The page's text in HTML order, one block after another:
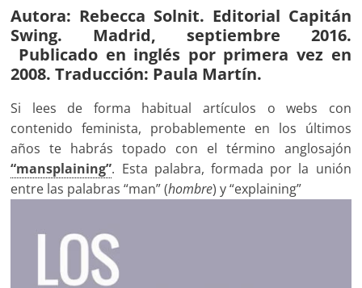
Autora: Rebecca Solnit. Editorial Capitán
Swing. Madrid, septiembre 2016.
Publicado en inglés por primera vez en
2008. Traducción: Paula Martín.
Si lees de forma habitual artículos o webs con
contenido feminista, probablemente en los últimos
años te habrás topado con el término anglosajón
“mansplaining”. Esta palabra, formada por la unión
entre las palabras “man” (hombre) y “explaining”